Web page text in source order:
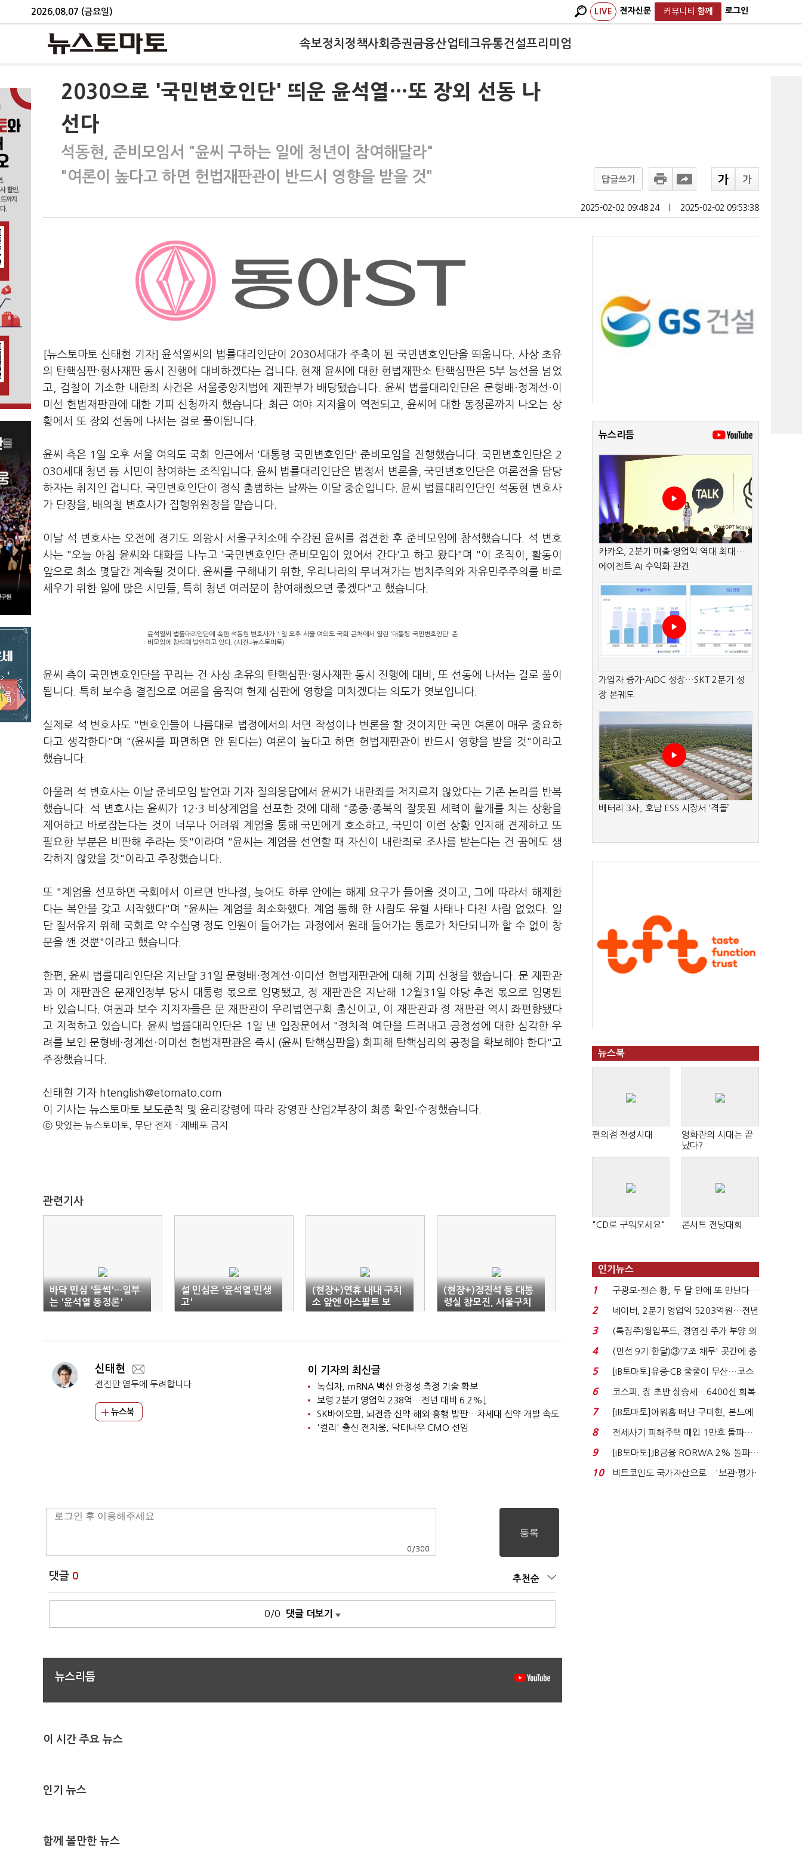
2026.08.07 (금요일) LIVE 전자신문 커뮤니티 함께 로그인
속보정치 정책사회 증권금융산업테크유통건설프리미엄
2030으로 '국민변호인단' 띄운 윤석열…또 장외 선동 나
선다
석동현, 준비모임서 "윤씨 구하는 일에 청년이 참여해달라"
"여론이 높다고 하면 헌법재판관이 반드시 영향을 받을 것"
답글쓰기
2025-02-02 09:48:24 2025-02-02 09:53:38
[뉴스토마토 신태현 기자] 윤석열씨의 법률대리인단이 2030세대가 주축이 된 국민변호인단을 띄웁니다. 사상 초유
의 탄핵심판·형사재판 동시 진행에 대비하겠다는 겁니다. 현재 윤씨에 대한 헌법재판소 탄핵심판은 5부 능선을 넘었
고, 검찰이 기소한 내란죄 사건은 서울중앙지법에 재판부가 배당됐습니다. 윤씨 법률대리인단은 문형배·정계선·이
미선 헌법재판관에 대한 기피 신청까지 했습니다. 최근 여야 지지율이 역전되고, 윤씨에 대한 동정론까지 나오는 상
황에서 또 장외 선동에 나서는 걸로 풀이됩니다.
윤씨 측은 1일 오후 서울 여의도 국회 인근에서 '대통령 국민변호인단' 준비모임을 진행했습니다. 국민변호인단은 2
030세대 청년 등 시민이 참여하는 조직입니다. 윤씨 법률대리인단은 법정서 변론을, 국민변호인단은 여론전을 담당
하자는 취지인 겁니다. 국민변호인단이 정식 출범하는 날짜는 이달 중순입니다. 윤씨 법률대리인단인 석동현 변호사
가 단장을, 배의철 변호사가 집행위원장을 맡습니다.
이날 석 변호사는 오전에 경기도 의왕시 서울구치소에 수감된 윤씨를 접견한 후 준비모임에 참석했습니다. 석 변호
사는 "오늘 아침 윤씨와 대화를 나누고 '국민변호인단 준비모임이 있어서 간다'고 하고 왔다"며 "이 조직이, 활동이
앞으로 최소 몇달간 계속될 것이다. 윤씨를 구해내기 위한, 우리나라의 무너져가는 법치주의와 자유민주주의를 바로
세우기 위한 일에 많은 시민들, 특히 청년 여러분이 참여해줬으면 좋겠다"고 했습니다.
윤석열씨 법률대리인단에 속한 석동현 변호사가 1일 오후 서울 여의도 국회 근처에서 열린 '대통령 국민변호인단' 준
비모임에 참석해 발언하고 있다. (사진=뉴스토마토)
윤씨 측이 국민변호인단을 꾸리는 건 사상 초유의 탄핵심판·형사재판 동시 진행에 대비, 또 선동에 나서는 걸로 풀이
됩니다. 특히 보수층 결집으로 여론을 움직여 헌재 심판에 영향을 미치겠다는 의도가 엿보입니다.
실제로 석 변호사도 "변호인들이 나름대로 법정에서의 서면 작성이나 변론을 할 것이지만 국민 여론이 매우 중요하
다고 생각한다"며 "(윤씨를 파면하면 안 된다는) 여론이 높다고 하면 헌법재판관이 반드시 영향을 받을 것"이라고
했습니다.
아울러 석 변호사는 이날 준비모임 발언과 기자 질의응답에서 윤씨가 내란죄를 저지르지 않았다는 기존 논리를 반복
했습니다. 석 변호사는 윤씨가 12·3 비상계엄을 선포한 것에 대해 "종중·종북의 잘못된 세력이 활개를 치는 상황을
제어하고 바로잡는다는 것이 너무나 어려워 계엄을 통해 국민에게 호소하고, 국민이 이런 상황 인지해 견제하고 또
필요한 부분은 비판해 주라는 뜻"이라며 "윤씨는 계엄을 선언할 때 자신이 내란죄로 조사를 받는다는 건 꿈에도 생
각하지 않았을 것"이라고 주장했습니다.
또 "계엄을 선포하면 국회에서 이르면 반나절, 늦어도 하루 안에는 해제 요구가 들어올 것이고, 그에 따라서 해제한
다는 복안을 갖고 시작했다"며 "윤씨는 계엄을 최소화했다. 계엄 통해 한 사람도 유혈 사태나 다친 사람 없었다. 일
단 질서유지 위해 국회로 약 수십명 정도 인원이 들어가는 과정에서 원래 들어가는 통로가 차단되니까 할 수 없이 창
문을 깬 것뿐"이라고 했습니다.
한편, 윤씨 법률대리인단은 지난달 31일 문형배·정계선·이미선 헌법재판관에 대해 기피 신청을 했습니다. 문 재판관
과 이 재판관은 문재인정부 당시 대통령 몫으로 임명됐고, 정 재판관은 지난해 12월31일 야당 추전 몫으로 임명된
바 있습니다. 여권과 보수 지지자들은 문 재판관이 우리법연구회 출신이고, 이 재판관과 정 재판관 역시 좌편향됐다
고 지적하고 있습니다. 윤씨 법률대리인단은 1일 낸 입장문에서 "정치적 예단을 드러내고 공정성에 대한 심각한 우
려를 보인 문형배·정계선·이미선 헌법재판관은 즉시 (윤씨 탄핵심판을) 회피해 탄핵심리의 공정을 확보해야 한다"고
주장했습니다.
신태현 기자 htenglish@etomato.com
이 기사는 뉴스토마토 보도준칙 및 윤리강령에 따라 강영관 산업2부장이 최종 확인·수정했습니다.
ⓒ 맛있는 뉴스토마토, 무단 전재 - 재배포 금지
관련기사
바닥 민심 '들썩'…일부
는 '윤석열 동정론'
설 민심은 '윤석열·민생
고'
(현장+)연휴 내내 구치
소 앞엔 아스팔트 보
수…"전한길 영상부터
(현장+)정진석 등 대통
령실 참모진, 서울구치
소서 윤석열 접견
신태현
전진만 염두에 두려합니다
뉴스북
이 기자의 최신글
녹십자, mRNA 백신 안정성 측정 기술 확보
보령 2분기 영업익 238억…전년 대비 6.2%↓
SK바이오팜, 뇌전증 신약 해외 흥행 발판…차세대 신약 개발 속도
'컬리' 출신 전지웅, 닥터나우 CMO 선임
0 /300
댓글 0 추천순
0/0 댓글 더보기
뉴스리듬
이 시간 주요 뉴스
인기 뉴스
함께 볼만한 뉴스
뉴스리듬
카카오, 2분기 매출·영업익 역대 최대…
에이전트 AI 수익화 관건
가입자 증가·AIDC 성장…SKT 2분기 성
장 본궤도
배터리 3사, 호남 ESS 시장서 ‘격돌’
뉴스북
편의점 전성시대
영화관의 시대는 끝
났다?
"CD로 구워오세요" 콘서트 전당대회
인기뉴스
1
구광모-젠슨 황, 두 달 만에 또 만난다…
로봇·AI 등 논...
2
네이버, 2분기 영업익 5203억원…전년
비 0.2% 감소...
3
(특징주)윙입푸드, 경영진 주가 부양 의
지에 상한가...
4
(민선 9기 한달)③'7조 채무' 곳간에 충
격…추미애, 20년...
5
[IB토마토]유증·CB 줄줄이 무산…코스
닥 벌점 급증에 ...
6
코스피, 장 초반 상승세…6400선 회복
시도
7
[IB토마토]아워홈 떠난 구미현, 본느에
340억 베팅…가...
8
전세사기 피해주택 매입 1만호 돌파…
누적 피해자 4만2...
9
[IB토마토]JB금융 RORWA 2% 돌파…
실적 견인은 은행 ...
10
비트코인도 국가자산으로…'보관·평가·